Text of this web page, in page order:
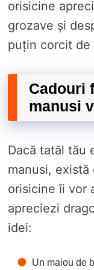
orisicine
grozave și
puțin corcit de
Cadouri
manusi
Dacă tatăl tău
manusi,
orisicine îi vor
apreciezi
idei:
Un maiou de